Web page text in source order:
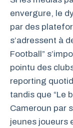
envergure, le
par des
s’adressent à
Football”
pointu des
reporting
tandis que “Le
Cameroun par
jeunes joueurs